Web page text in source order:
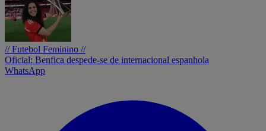
// Futebol Feminino //
Oficial: Benfica despede-se de internacional espanhola
WhatsApp